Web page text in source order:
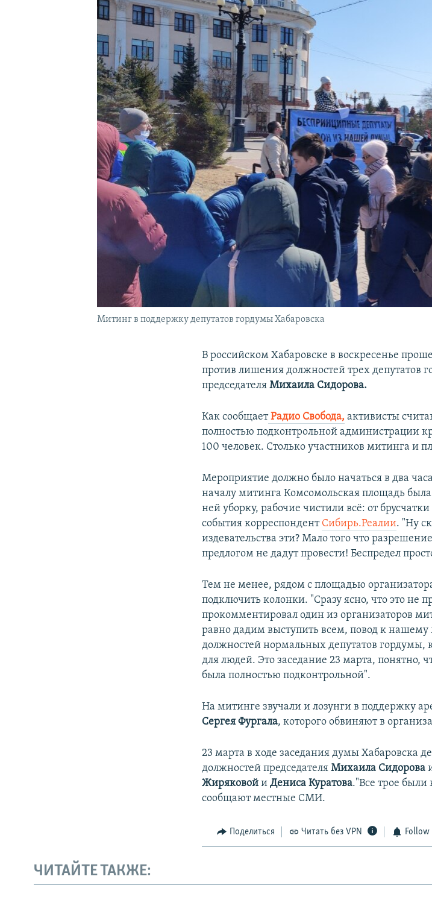
КРЫМ.НЕПОКОРЕННЫЙ
УКРАИНСКАЯ ПРОБЛЕМА КРЫМА
Митинг в поддержку депутатов гордумы Хабаровска
В российском Хабаровске в воскресенье
против лишения должностей трех депутатов
председателяМихаила Сидорова.
Как сообщаетРадио Свобода, активисты
полностью подконтрольной администрации
100 человек. Столько участников митинга и
Мероприятие должно было начаться в два
началу митинга Комсомольская площадь
ней уборку, рабочие чистили всё: от
события корреспондент Сибирь.Реалии. "Ну
издевательства эти? Мало того что
предлогом не дадут провести! Беспредел
Тем не менее, рядом с площадью
подключить колонки. "Сразу ясно, что это не
прокомментировал один из организаторов
равно дадим выступить всем, повод к нашему
должностей нормальных депутатов гордумы,
для людей. Это заседание 23 марта, понятно,
была полностью подконтрольной".
На митинге звучали и лозунги в поддержку
Сергея Фургала, которого обвиняют в
23 марта в ходе заседания думы Хабаровска
должностей председателя Михаила Сидорова
ЖиряковойиДениса Куратова."Все трое
сообщают местные СМИ.
Поделиться Читать без VPN Follow
ЧИТАЙТЕ ТАКЖЕ: